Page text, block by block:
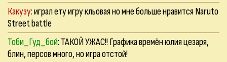
Какузу: играл ету игру кльовая но мне больше нравится Naruto
Street battle
Тоби_Гуд_бой: ТАКОЙ УЖАС!! Графика времён юлия цезаря,
блин, персов много, но игра отстой!